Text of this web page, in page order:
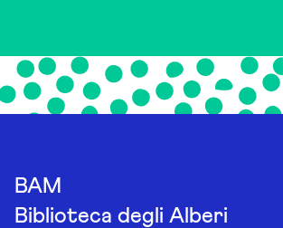
BAM
Biblioteca degli Alberi